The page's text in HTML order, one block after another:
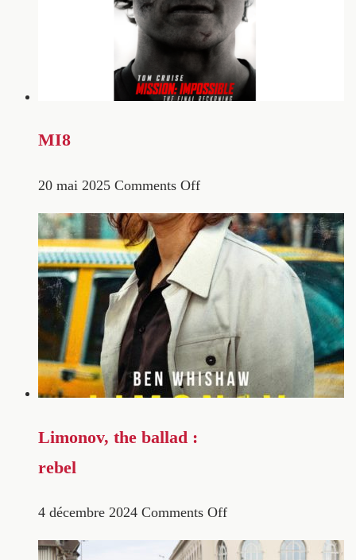
MI8
20 mai 2025 Comments Off
Limonov, the ballad :
rebel
4 décembre 2024 Comments Off